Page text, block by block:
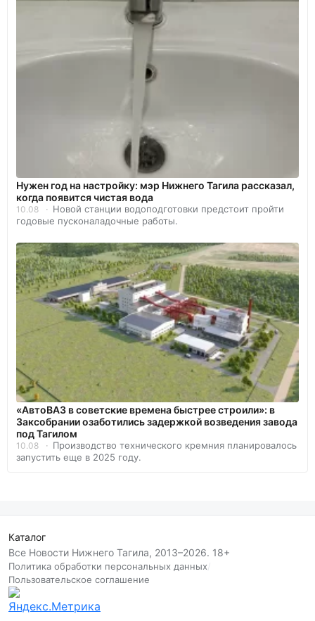
Нужен год на настройку: мэр Нижнего Тагила рассказал,
когда появится чистая вода
10.08
Новой станции водоподготовки предстоит пройти
годовые пусконаладочные работы.
«АвтоВАЗ в советские времена быстрее строили»: в
Заксобрании озаботились задержкой возведения завода
под Тагилом
10.08
Производство технического кремния планировалось
запустить еще в 2025 году.
Каталог
Все Новости Нижнего Тагила, 2013–2026. 18+
Политика обработки персональных данных/
Пользовательское соглашение